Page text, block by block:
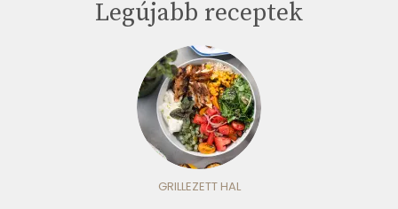
Legújabb receptek
GRILLEZETT HAL